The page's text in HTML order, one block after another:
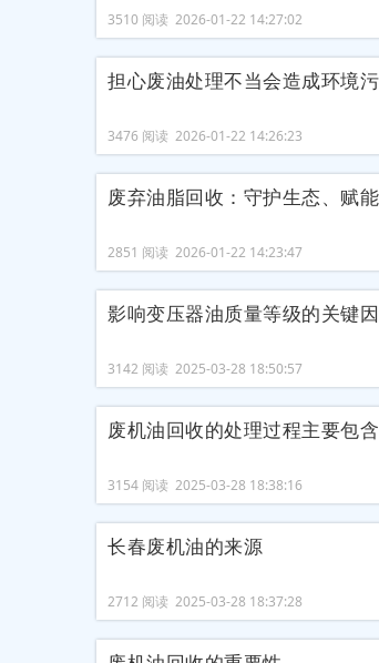
3510 阅读 2026-01-22 14:27:02
担心废油处理不当会造成环境
3476 阅读 2026-01-22 14:26:23
废弃油脂回收：守护生态、赋
2851 阅读 2026-01-22 14:23:47
影响变压器油质量等级的关键
3142 阅读 2025-03-28 18:50:57
废机油回收的处理过程主要包
3154 阅读 2025-03-28 18:38:16
长春废机油的来源
2712 阅读 2025-03-28 18:37:28